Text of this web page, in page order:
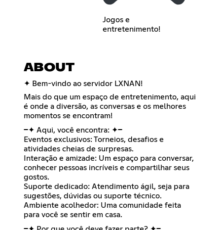
Jogos e
entretenimento!
ABOUT
✦ Bem-vindo ao servidor LXNAN!
Mais do que um espaço de entretenimento, aqui
é onde a diversão, as conversas e os melhores
momentos se encontram!
━✦ Aqui, você encontra: ✦━
Eventos exclusivos: Torneios, desafios e
atividades cheias de surpresas.
Interação e amizade: Um espaço para conversar,
conhecer pessoas incríveis e compartilhar seus
gostos.
Suporte dedicado: Atendimento ágil, seja para
sugestões, dúvidas ou suporte técnico.
Ambiente acolhedor: Uma comunidade feita
para você se sentir em casa.